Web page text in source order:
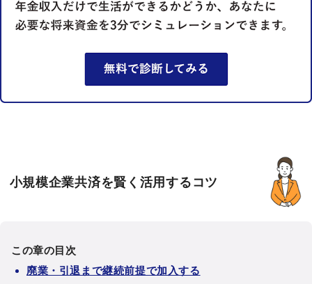
小規模企業共済を賢く活用するコツ
この章の目次
廃業・引退まで継続前提で加入する